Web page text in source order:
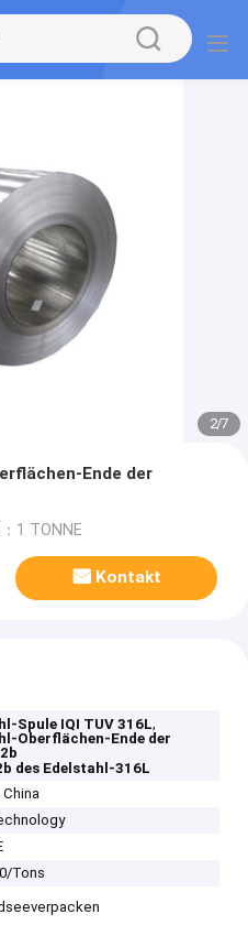
2/7
Ende der
1 TONNE
Kontakt
Spule IQI TUV 316L,
Oberflächen-Ende der
des Edelstahl-316L
Tons